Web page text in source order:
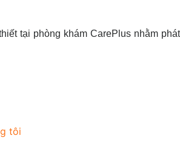
tại phòng khám CarePlus nhằm phát
tôi